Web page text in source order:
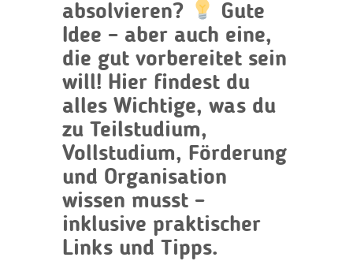
absolvieren?
Gute
Idee – aber auch eine,
die gut vorbereitet sein
will! Hier findest du
alles Wichtige, was du
zu Teilstudium,
Vollstudium, Förderung
und Organisation
wissen musst –
inklusive praktischer
Links und Tipps.